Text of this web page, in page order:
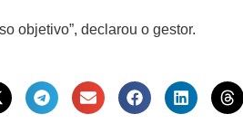
objetivo”, declarou o gestor.